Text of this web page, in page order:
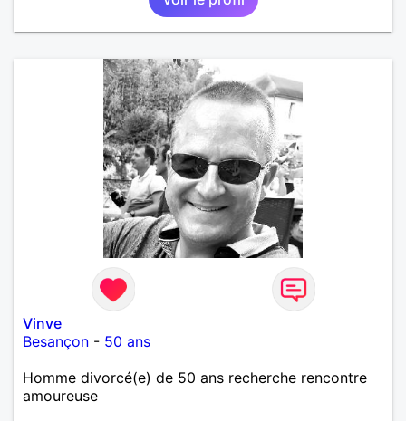
Vinve
Besançon - 50 ans
Homme divorcé(e) de 50 ans recherche rencontre
amoureuse